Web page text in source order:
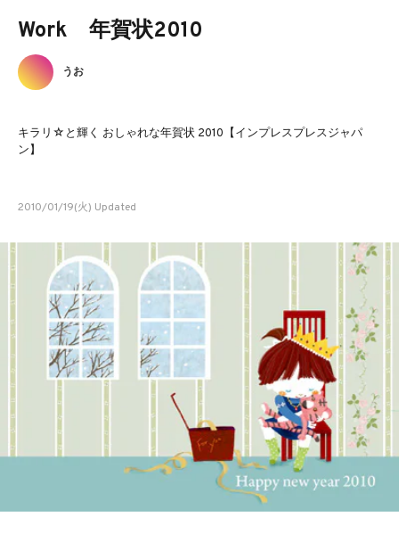
Work 年賀状2010
うお
キラリ☆と輝く おしゃれな年賀状 2010【インプレスプレスジャパ
ン】
2010/01/19(火) Updated